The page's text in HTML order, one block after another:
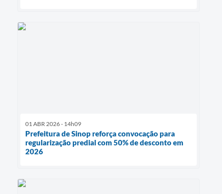
01 ABR 2026 - 14h09
Prefeitura de Sinop reforça convocação para
regularização predial com 50% de desconto em
2026